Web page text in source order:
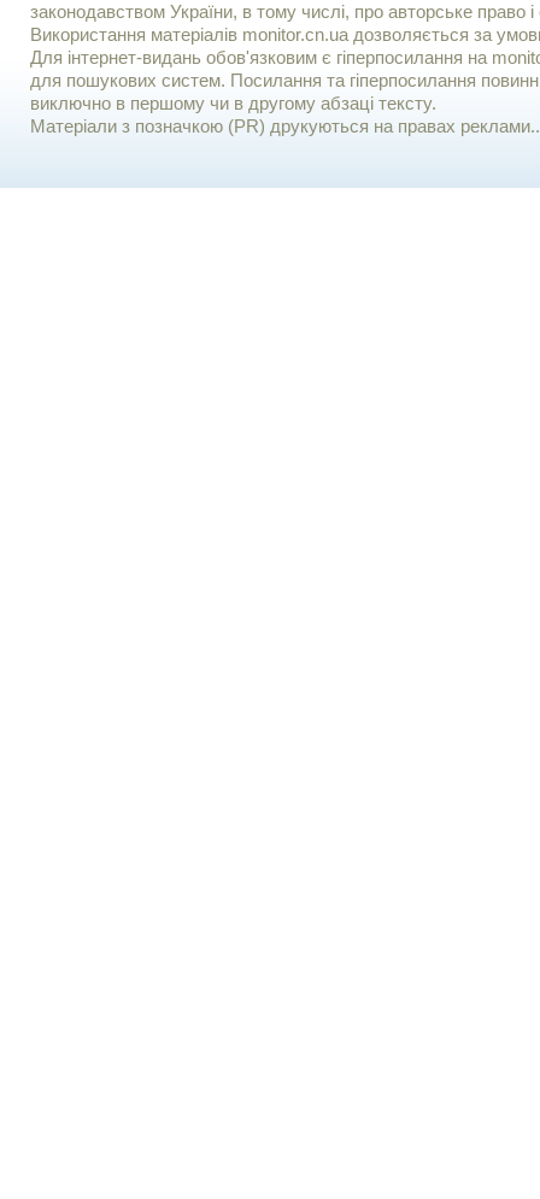
законодавством України, в тому числі, про авторське право і
Використання матерiалiв monitor.cn.ua дозволяється за
Для iнтернет-видань обов'язковим є гiперпосилання на
для пошукових систем. Посилання та гіперпосилання
виключно в першому чи в другому абзаці тексту.
Матеріали з позначкою (PR) друкуються на правах реклами..